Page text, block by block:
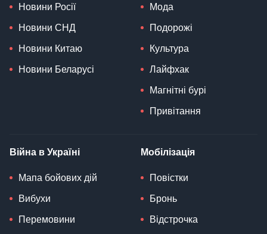
Новини Росії
Новини СНД
Новини Китаю
Новини Беларусі
Мода
Подорожі
Культура
Лайфхак
Магнітні бурі
Привітання
Війна в Україні
Мапа бойових дій
Вибухи
Перемовини
Мобілізація
Повістки
Бронь
Відстрочка